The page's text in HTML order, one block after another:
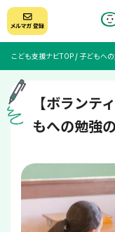
こども支援ナビTOP/子どもへ
【ボランテ
もへの勉強